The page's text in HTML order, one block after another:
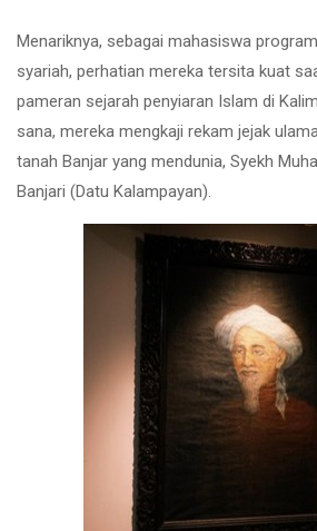
Menariknya, sebagai mahasiswa
syariah, perhatian mereka tersita kuat
pameran sejarah penyiaran Islam di
sana, mereka mengkaji rekam jejak
tanah Banjar yang mendunia, Syekh
Banjari (Datu Kalampayan).